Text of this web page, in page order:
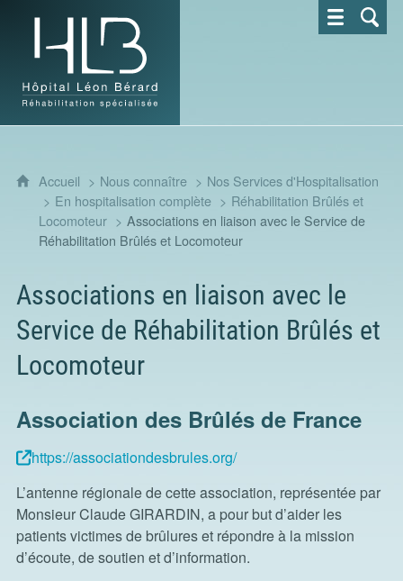
Hôpital Léon Bérard - Réhabilitation spécialisée
Accueil Nous connaître
Nos Services d'Hospitalisation
En hospitalisation complète
Réhabilitation Brûlés et
Locomoteur
Associations en liaison avec le Service de
Réhabilitation Brûlés et Locomoteur
Associations en liaison avec le
Service de Réhabilitation Brûlés et
Locomoteur
Association des Brûlés de France
https://associationdesbrules.org/
L’antenne régionale de cette association, représentée par
Monsieur Claude GIRARDIN, a pour but d’aider les
patients victimes de brûlures et répondre à la mission
d’écoute, de soutien et d’information.